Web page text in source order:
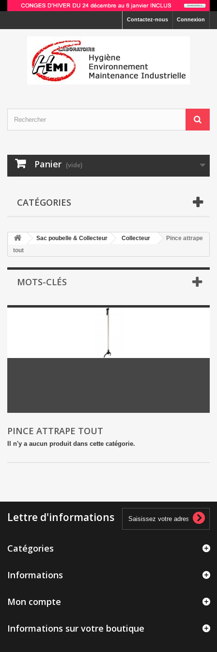
Connexion
Contactez-nous
Panier (vide)
CATÉGORIES
Sac poubelle & Collecteur Collecteur
Pince attrape
tout
MOTS-CLÉS
PINCE ATTRAPE TOUT
Il n'y a aucun produit dans cette catégorie.
Lettre d'informations
Catégories
Informations
Mon compte
Informations sur votre boutique